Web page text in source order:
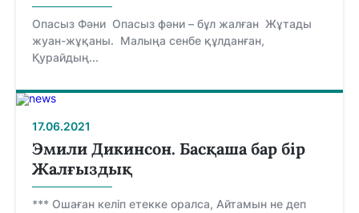
Опасыз Фәни Опасыз фәни – бұл жалған Жұтады
жуан-жұқаны. Малыңа сенбе құлданған,
Қурайдың...
17.06.2021
Эмили Дикинсон. Басқаша бар бір
Жалғыздық
*** Ошаған келіп етекке оралса, Айтамын не деп